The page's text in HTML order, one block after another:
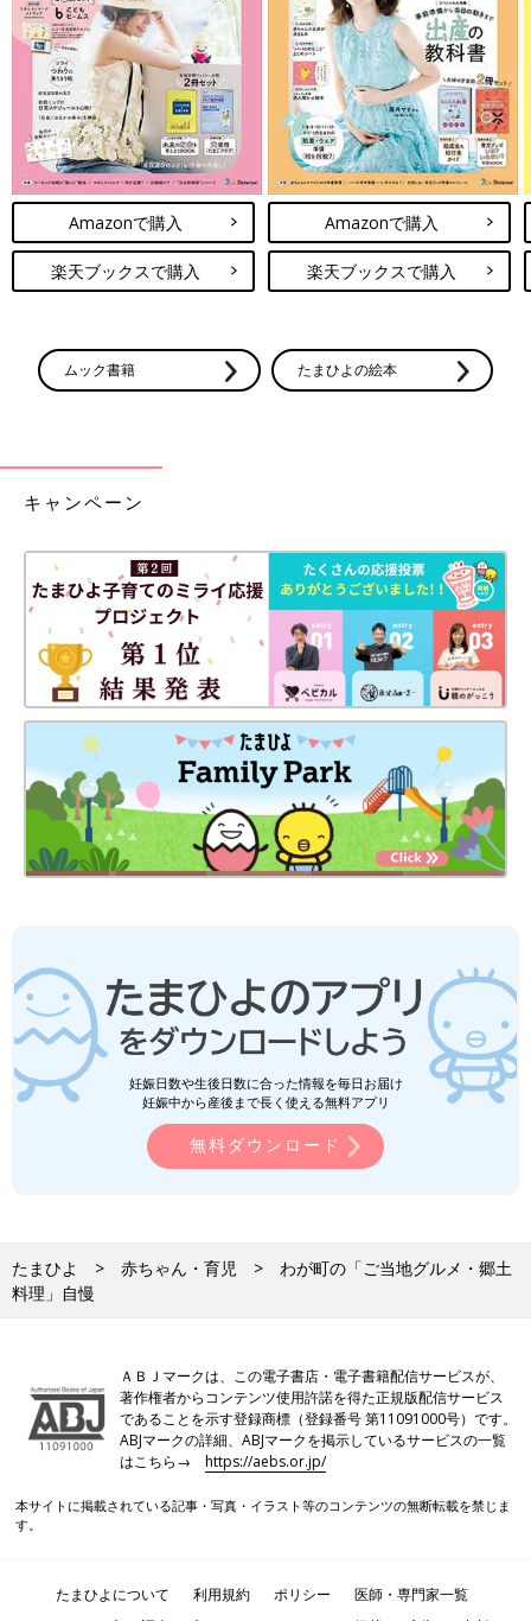
Amazonで購入
楽天ブックスで購入
Amazonで購入
楽天ブックスで購入
ムック書籍 たまひよの絵本
キャンペーン
妊娠日数や生後日数に合った情報を毎日お届け
妊娠中から産後まで長く使える無料アプリ
無料ダウンロード
たまひよ 赤ちゃん・育児
わが町の「ご当地グルメ・郷土
料理」自慢
ＡＢＪマークは、この電子書店・電子書籍配信サービスが、
著作権者からコンテンツ使用許諾を得た正規版配信サービス
であることを示す登録商標（登録番号 第11091000号）です。
ABJマークの詳細、ABJマークを掲示しているサービスの一覧
はこちら→https://aebs.or.jp/
本サイトに掲載されている記事・写真・イラスト等のコンテンツの無断転載を禁じま
す。
たまひよについて 利用規約 ポリシー
医師・専門家一覧